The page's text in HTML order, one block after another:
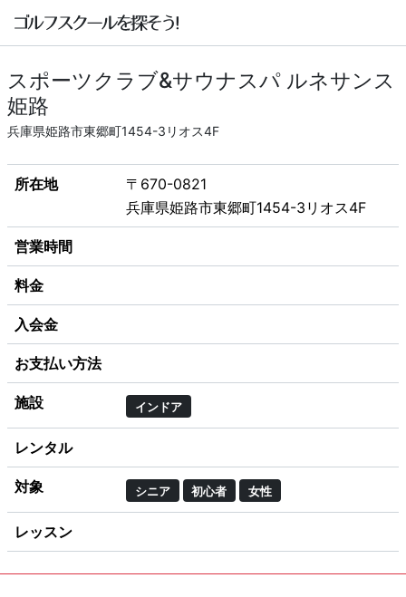
スポーツクラブ&サウナスパ ルネサンス
姫路
兵庫県姫路市東郷町1454-3リオス4F
所在地
〒670-0821
兵庫県姫路市東郷町1454-3リオス4F
営業時間
料金
入会金
お支払い方法
施設 インドア
レンタル
対象 シニア 初心者 女性
レッスン